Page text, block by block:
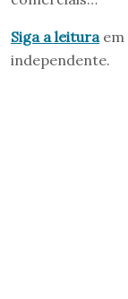
Siga a leituraem
independente.